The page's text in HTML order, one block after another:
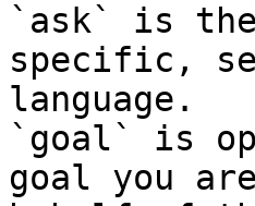
`ask` is
specific,
language.
`goal` is
goal you